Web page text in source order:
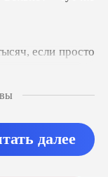
если просто
далее